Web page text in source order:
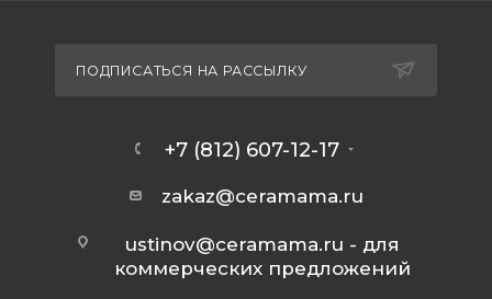
ПОДПИСАТЬСЯ НА РАССЫЛКУ
+7 (812) 607-12-17
zakaz@ceramama.ru
ustinov@ceramama.ru - для
коммерческих предложений